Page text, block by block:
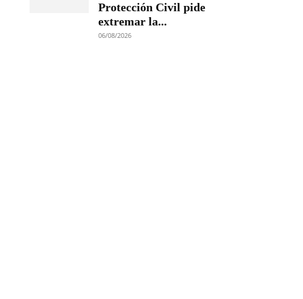
Protección Civil pide
extremar la...
06/08/2026